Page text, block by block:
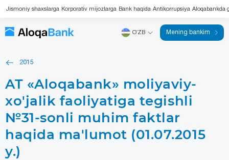
Jismoniy shaxslarga Korporativ mijozlarga Bank haqida Antikorrupsiya Aloqabankda
OʻZB Mening bankim
2015
AT «Aloqabank» moliyaviy-
xo'jalik faoliyatiga tegishli
№31-sonli muhim faktlar
haqida ma'lumot (01.07.2015
y.)